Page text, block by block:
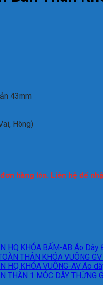
43mm
Hông)
hàng lớn. Liên hệ để
Áo Dây
Áo